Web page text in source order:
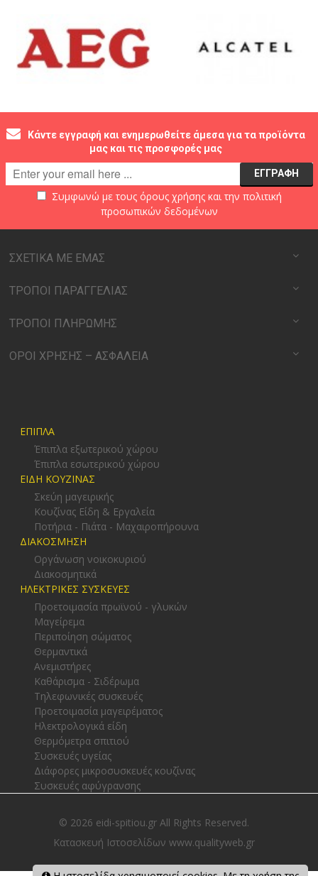
Κάντε εγγραφή και ενημερωθείτε άμεσα για τα προϊόντα
μας και τις προσφορές μας
Συμφωνώ με τους όρους χρήσηςκαι την πολιτική
προσωπικών δεδομένων
ΣΧΕΤΙΚΑ ΜΕ ΕΜΑΣ
ΤΡΟΠΟΙ ΠΑΡΑΓΓΕΛΙΑΣ
ΤΡΟΠΟΙ ΠΛΗΡΩΜΗΣ
ΟΡΟΙ ΧΡΗΣΗΣ – ΑΣΦΑΛΕΙΑ
ΕΠΙΠΛΑ
Έπιπλα εξωτερικού χώρου
Έπιπλα εσωτερικού χώρου
ΕΙΔΗ ΚΟΥΖΙΝΑΣ
Σκεύη μαγειρικής
Κουζίνας Είδη & Εργαλεία
Ποτήρια - Πιάτα - Μαχαιροπήρουνα
ΔΙΑΚΟΣΜΗΣΗ
Οργάνωση νοικοκυριού
Διακοσμητικά
ΗΛΕΚΤΡΙΚΕΣ ΣΥΣΚΕΥΕΣ
Προετοιμασία πρωϊνού - γλυκών
Μαγείρεμα
Περιποίηση σώματος
Θερμαντικά
Ανεμιστήρες
Καθάρισμα - Σιδέρωμα
Τηλεφωνικές συσκευές
Προετοιμασία μαγειρέματος
Ηλεκτρολογικά είδη
Θερμόμετρα σπιτιού
Συσκευές υγείας
Διάφορες μικροσυσκευές κουζίνας
Συσκευές αφύγρανσης
© 2026 eidi-spitiou.gr All Rights Reserved.
Κατασκευή Ιστοσελίδων www.qualityweb.gr